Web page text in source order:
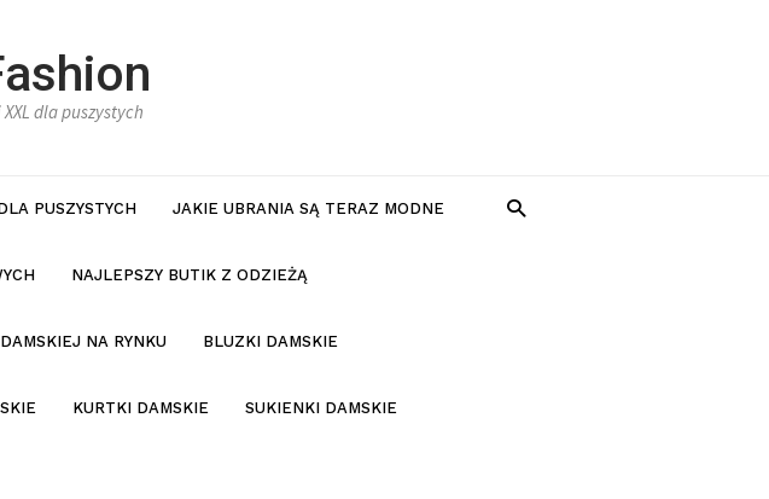
dla puszystych
PUSZYSTYCH JAKIE UBRANIA SĄ TERAZ MODNE
NAJLEPSZY BUTIK Z ODZIEŻĄ
NA RYNKU BLUZKI DAMSKIE
KURTKI DAMSKIE SUKIENKI DAMSKIE